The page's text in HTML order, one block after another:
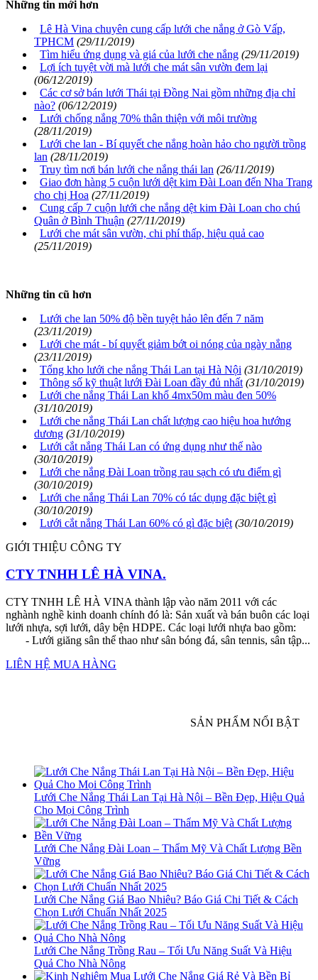
Những tin mới hơn
Lê Hà Vina chuyên cung cấp lưới che nắng ở Gò Vấp,
TPHCM (29/11/2019)
Tìm hiểu ứng dụng và giá của lưới che nắng (29/11/2019)
Lợi ích tuyệt vời mà lưới che mát sân vườn đem lại
(06/12/2019)
Các cơ sở bán lưới Thái tại Đồng Nai gồm những địa chỉ
nào? (06/12/2019)
Lưới chống nắng 70% thân thiện với môi trường
(28/11/2019)
Lưới che lan - Bí quyết che nắng hoàn hảo cho người trồng
lan (28/11/2019)
Truy tìm nơi bán lưới che nắng thái lan (26/11/2019)
Giao đơn hàng 5 cuộn lưới dệt kim Đài Loan đến Nha Trang
cho chị Hoa (27/11/2019)
Cung cấp 7 cuộn lưới che nắng dệt kim Đài Loan cho chú
Quân ở Bình Thuận (27/11/2019)
Lưới che mát sân vườn, chi phí thấp, hiệu quả cao
(25/11/2019)
Những tin cũ hơn
Lưới che lan 50% độ bền tuyệt hảo lên đến 7 năm
(23/11/2019)
Lưới che mát - bí quyết giảm bớt oi nóng của ngày nắng
(23/11/2019)
Tổng kho lưới che nắng Thái Lan tại Hà Nội (31/10/2019)
Thông số kỹ thuật lưới Đài Loan đầy đủ nhất (31/10/2019)
Lưới che nắng Thái Lan khổ 4mx50m màu đen 50%
(31/10/2019)
Lưới che nắng Thái Lan chất lượng cao hiệu hoa hướng
dương (31/10/2019)
Lưới cắt nắng Thái Lan có ứng dụng như thế nào
(30/10/2019)
Lưới che nắng Đài Loan trồng rau sạch có ưu điểm gì
(30/10/2019)
Lưới che nắng Thái Lan 70% có tác dụng đặc biệt gì
(30/10/2019)
Lưới cắt nắng Thái Lan 60% có gì đặc biệt (30/10/2019)
GIỚI THIỆU CÔNG TY
CTY TNHH LÊ HÀ VINA.
CTY TNHH LÊ HÀ VINA thành lập vào năm 2011 với các
nghành nghề kinh doanh chính đó là: Sản xuất và bán buôn các loại
lưới nhựa, sợi lưới, dây bện HDPE. Các loại lưới nhựa bao gồm:
- Lưới giăng sân thể thao như sân bóng đá, sân tennis, sân tập...
LIÊN HỆ MUA HÀNG
SẢN PHẨM NỔI BẬT
Lưới Che Nắng Thái Lan Tại Hà Nội – Bền Đẹp, Hiệu Quả
Cho Mọi Công Trình
Lưới Che Nắng Đài Loan – Thẩm Mỹ Và Chất Lượng Bền
Vững
Lưới Che Nắng Giá Bao Nhiêu? Báo Giá Chi Tiết & Cách
Chọn Lưới Chuẩn Nhất 2025
Lưới Che Nắng Trồng Rau – Tối Ưu Năng Suất Và Hiệu
Quả Cho Nhà Nông